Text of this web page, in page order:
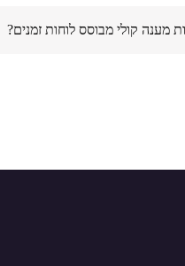
מענה קולי מבוסס לוחות זמנים?